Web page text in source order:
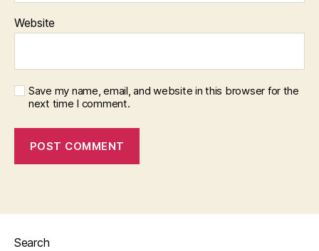
Website
Save my name, email, and website in this browser for the
next time I comment.
Search